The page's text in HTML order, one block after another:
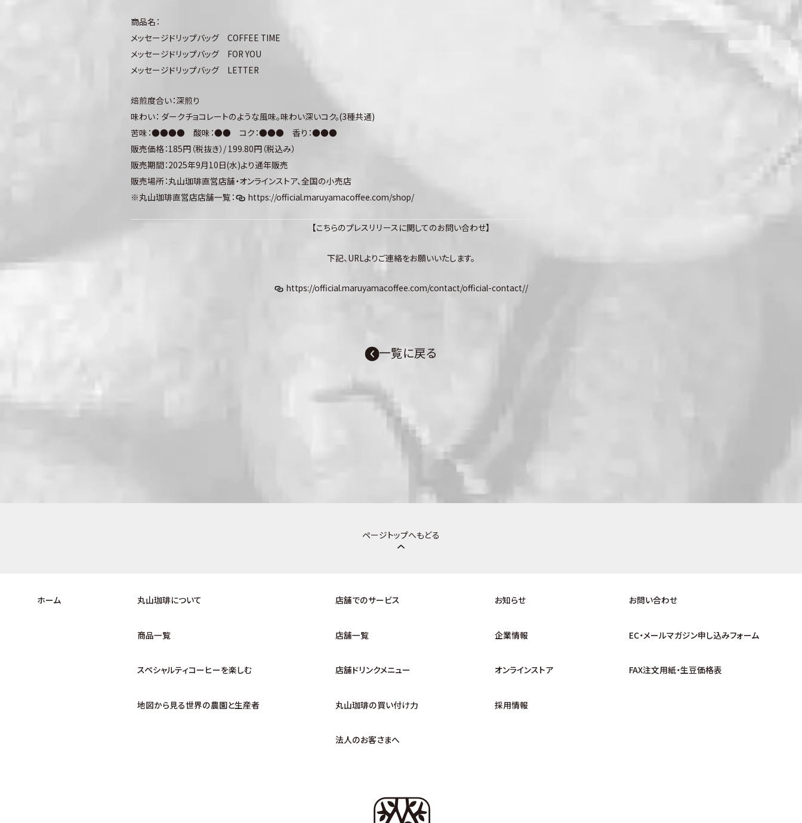
商品名：
メッセージドリップバッグ COFFEE TIME
メッセージドリップバッグ FOR YOU
メッセージドリップバッグ LETTER
焙煎度合い：深煎り
味わい： ダークチョコレートのような風味。味わい深いコク。(3種共通)
苦味：●●●● 酸味：●● コク：●●● 香り：●●●
販売価格：185円（税抜き）/ 199.80円（税込み）
販売期間：2025年9月10日(水)より通年販売
販売場所：丸山珈琲直営店舗・オンラインストア、全国の⼩売店
※丸山珈琲直営店店舗一覧：
https://official.maruyamacoffee.com/shop/
【こちらのプレスリリースに関してのお問い合わせ】
下記、 URLよりご連絡をお願いいたします。
https://official.maruyamacoffee.com/contact/official-contact//
一覧に戻る
ページトップへもどる
ホーム 丸山珈琲について
商品一覧
スペシャルティコーヒーを楽しむ
地図から見る世界の農園と生産者
店舗でのサービス
店舗一覧
店舗ドリンクメニュー
丸山珈琲の買い付け力
法人のお客さまへ
お知らせ
企業情報
オンラインストア
採用情報
お問い合わせ
EC・メールマガジン申し込みフォーム
FAX注文用紙・生豆価格表